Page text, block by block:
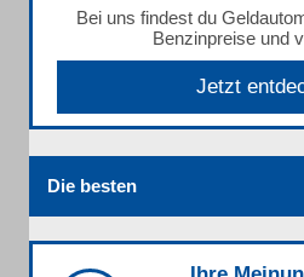
Bei uns findest du
Benzinpreise und
Jetzt
Die besten